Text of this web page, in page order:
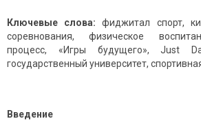
Ключевые слова: фиджитал спорт,
соревнования, физическое
процесс, «Игры будущего», Just
государственный университет,
Введение